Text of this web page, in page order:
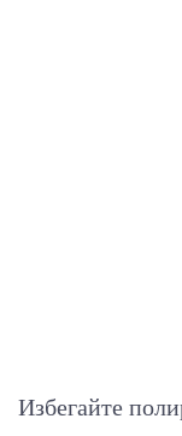
Избегайте